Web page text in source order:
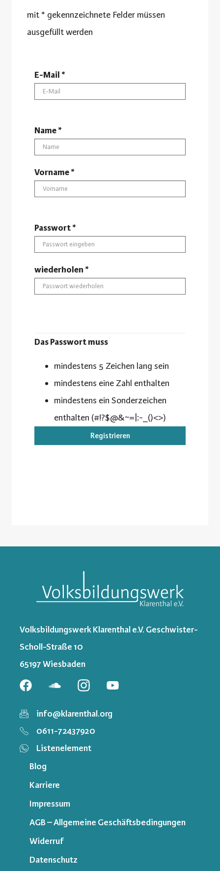
mit * gekennzeichnete Felder müssen
ausgefüllt werden
E-Mail *
Name *
Vorname *
Passwort *
wiederholen *
Das Passwort muss
mindestens 5 Zeichen lang sein
mindestens eine Zahl enthalten
mindestens ein Sonderzeichen
enthalten (#!?$@&~=|:-_()<>)
Registrieren
Volksbildungswerk Klarenthal e.V. Geschwister-
Scholl-Straße 10
65197 Wiesbaden
info@klarenthal.org
0611-72437920
Listenelement
Blog
Karriere
Impressum
AGB – Allgemeine Geschäftsbedingungen
Widerruf
Datenschutz